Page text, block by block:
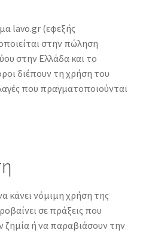
lavo.gr (εφεξής
στην πώληση
στην Ελλάδα και το
διέπουν τη χρήση του
που πραγματοποιούνται
κάνει νόμιμη χρήση της
σε πράξεις που
ή να παραβιάσουν την